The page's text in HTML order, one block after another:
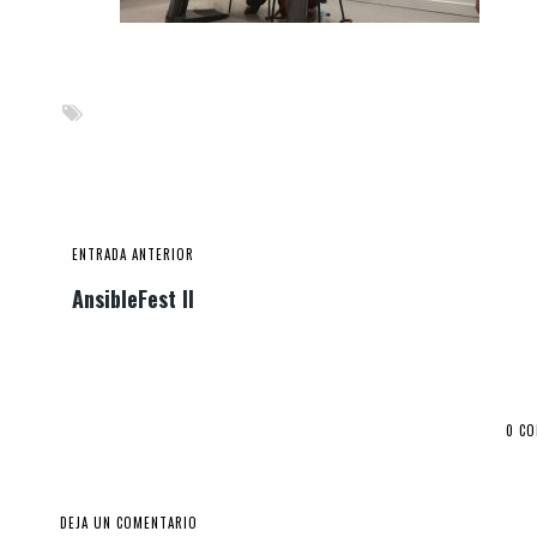
ENTRADA ANTERIOR
AnsibleFest II
0
DEJA UN COMENTARIO